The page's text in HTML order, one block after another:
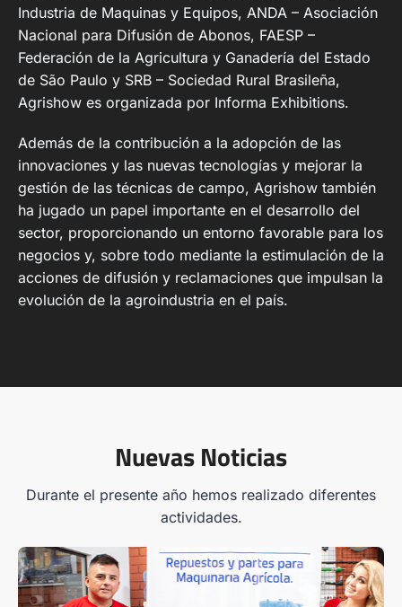
Industria de Maquinas y Equipos, ANDA – Asociación
Nacional para Difusión de Abonos, FAESP –
Federación de la Agricultura y Ganadería del Estado
de São Paulo y SRB – Sociedad Rural Brasileña,
Agrishow es organizada por Informa Exhibitions.
Además de la contribución a la adopción de las
innovaciones y las nuevas tecnologías y mejorar la
gestión de las técnicas de campo, Agrishow también
ha jugado un papel importante en el desarrollo del
sector, proporcionando un entorno favorable para los
negocios y, sobre todo mediante la estimulación de la
acciones de difusión y reclamaciones que impulsan la
evolución de la agroindustria en el país.
Nuevas Noticias
Durante el presente año hemos realizado diferentes
actividades.